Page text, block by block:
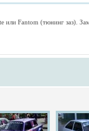
Fantom (тюнинг заз).